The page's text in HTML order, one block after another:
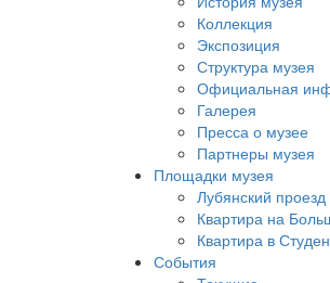
Коллекция
Экспозиция
Структура музея
Официальная
Галерея
Пресса о музее
Партнеры музея
Площадки музея
Лубянский проезд
Квартира на
Квартира в
События